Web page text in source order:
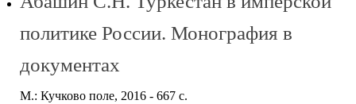
политике России. Монография в
документах
М.: Кучково поле, 2016 - 667 с.